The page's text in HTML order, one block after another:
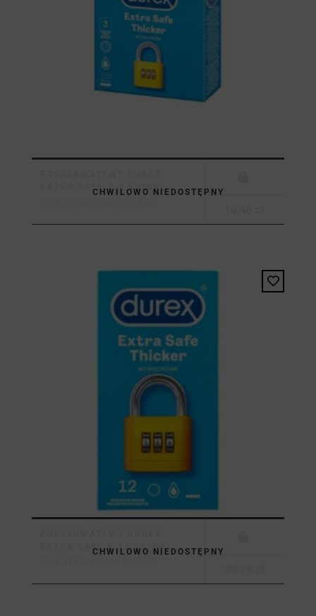
CHWILOWO NIEDOSTĘPNY
EXTRA SAFE X 3 SZTUKI
CHWILOWO NIEDOSTĘPNY
EXTRA SAFE X 12 SZTUK